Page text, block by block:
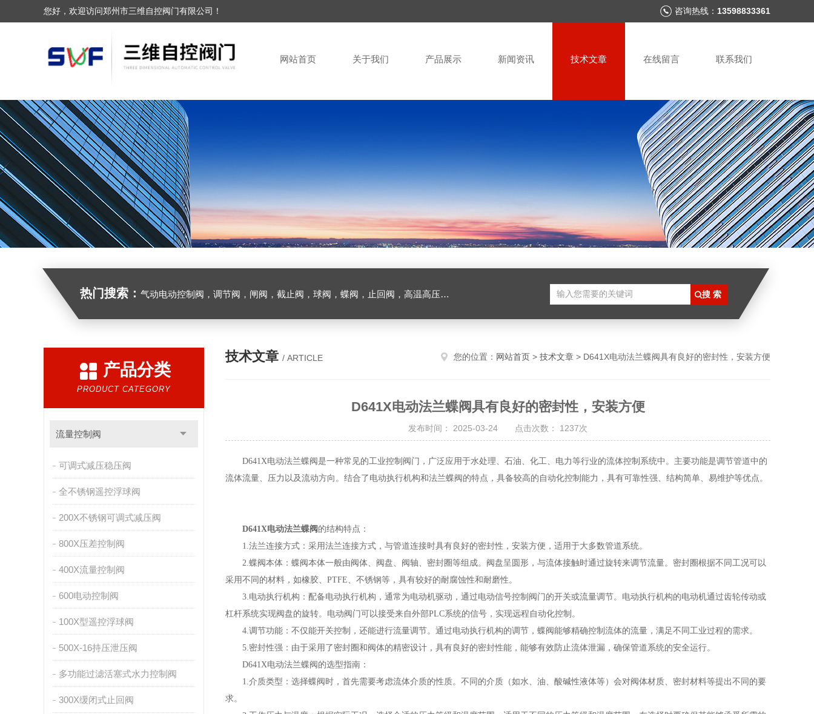
您好，欢迎访问郑州市三维自控阀门有限公司！ 咨询热线： 13598833361
网站首页 关于我们 产品展示 新闻资讯 技术文章 在线留言 联系我们
热门搜索： 气动电动控制阀，调节阀，闸阀，截止阀，球阀，蝶阀，止回阀，高温高压电站阀门及油田铝厂专用阀门，各种电磁阀，液压气动元件
产品分类
PRODUCT CATEGORY
流量控制阀
可调式减压稳压阀
全不锈钢遥控浮球阀
200X不锈钢可调式减压阀
800X压差控制阀
400X流量控制阀
600电动控制阀
100X型遥控浮球阀
500X-16持压泄压阀
多功能过滤活塞式水力控制阀
300X缓闭式止回阀
技术文章 / ARTICLE 您的位置： 网站首页 > 技术文章 > D641X电动法兰蝶阀具有良好的密封性，安装方便
D641X电动法兰蝶阀具有良好的密封性，安装方便
发布时间： 2025-03-24 点击次数： 1237次
D641X电动法兰蝶阀是一种常见的工业控制阀门，广泛应用于水处理、石油、化工、电力等行业的流体控制系统中。主要功能是调节管道中的
流体流量、压力以及流动方向。结合了电动执行机构和法兰蝶阀的特点，具备较高的自动化控制能力，具有可靠性强、结构简单、易维护等优点。
D641X电动法兰蝶阀 的结构特点：
1.法兰连接方式：采用法兰连接方式，与管道连接时具有良好的密封性，安装方便，适用于大多数管道系统。
2.蝶阀本体：蝶阀本体一般由阀体、阀盘、阀轴、密封圈等组成。阀盘呈圆形，与流体接触时通过旋转来调节流量。密封圈根据不同工况可以
采用不同的材料，如橡胶、PTFE、不锈钢等，具有较好的耐腐蚀性和耐磨性。
3.电动执行机构：配备电动执行机构，通常为电动机驱动，通过电动信号控制阀门的开关或流量调节。电动执行机构的电动机通过齿轮传动或
杠杆系统实现阀盘的旋转。电动阀门可以接受来自外部PLC系统的信号，实现远程自动化控制。
4.调节功能：不仅能开关控制，还能进行流量调节。通过电动执行机构的调节，蝶阀能够精确控制流体的流量，满足不同工业过程的需求。
5.密封性强：由于采用了密封圈和阀体的精密设计，具有良好的密封性能，能够有效防止流体泄漏，确保管道系统的安全运行。
D641X电动法兰蝶阀的选型指南：
1.介质类型：选择蝶阀时，首先需要考虑流体介质的性质。不同的介质（如水、油、酸碱性液体等）会对阀体材质、密封材料等提出不同的要
求。